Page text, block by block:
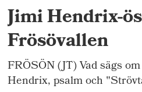
Jimi Hendrix-
Frösövallen
FRÖSÖN (JT) Vad sägs
Hendrix, psalm och